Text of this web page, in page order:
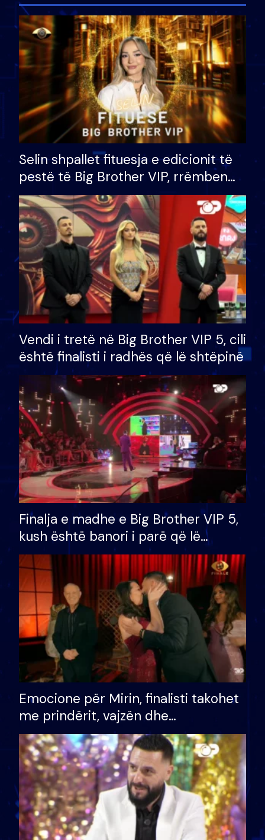
Selin shpallet fituesja e edicionit të
pestë të Big Brother VIP, rrëmben
çmimin e madh prej 100 mijë eurosh
Vendi i tretë në Big Brother VIP 5, cili
është finalisti i radhës që lë shtëpinë
Finalja e madhe e Big Brother VIP 5,
kush është banori i parë që lë
shtëpinë dhe humb mundësinë për
të fituar çmimin e madh
Emocione për Mirin, finalisti takohet
me prindërit, vajzën dhe
bashkëshorten: S’kemi ndonjë letër
divorci apo jo?